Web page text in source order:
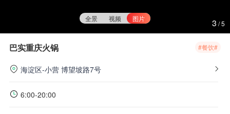
3 /5
全景 视频 图片
#餐饮#
巴实重庆火锅
海淀区-小营 博望坡路7号
6:00-20:00